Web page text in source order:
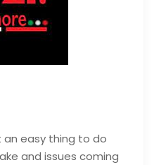
an easy thing to do
and issues coming